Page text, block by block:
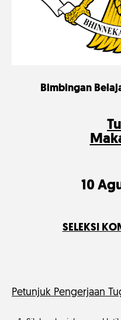
Bimbingan
10
SELEKSI
Petunjuk Pengerjaan